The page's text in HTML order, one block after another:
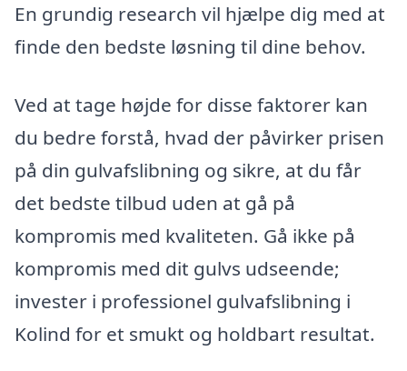
En grundig research vil hjælpe dig med at
finde den bedste løsning til dine behov.
Ved at tage højde for disse faktorer kan
du bedre forstå, hvad der påvirker prisen
på din gulvafslibning og sikre, at du får
det bedste tilbud uden at gå på
kompromis med kvaliteten. Gå ikke på
kompromis med dit gulvs udseende;
invester i professionel gulvafslibning i
Kolind for et smukt og holdbart resultat.